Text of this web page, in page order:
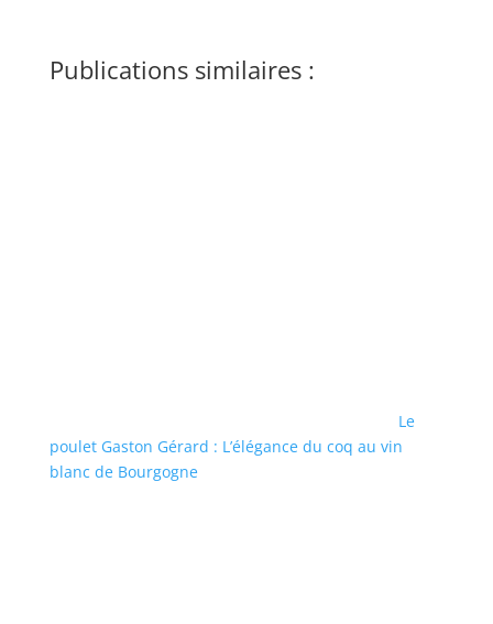
Publications similaires :
Le
poulet Gaston Gérard : L’élégance du coq au vin
blanc de Bourgogne